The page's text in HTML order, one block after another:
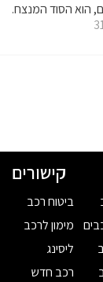
הוא הסוד המנצח.
קישורים
ביטוח רכב
מימון לרכב
ליסינג
רכב חדש